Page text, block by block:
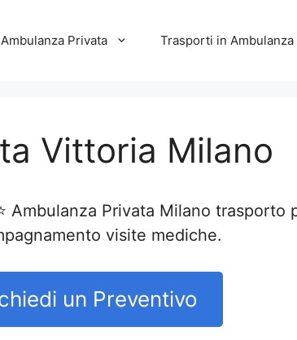
Ambulanza Privata Trasporti in Ambulanza
Vittoria Milano
Ambulanza Privata Milano trasporto
visite mediche.
un Preventivo